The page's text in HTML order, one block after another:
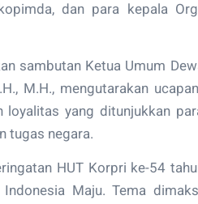
dan para kepala
sambutan Ketua Umum
M.H., mengutarakan
yang ditunjukkan
tugas negara.
HUT Korpri ke-54
Maju. Tema